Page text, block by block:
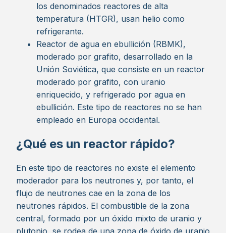
los denominados reactores de alta
temperatura (HTGR), usan helio como
refrigerante.
Reactor de agua en ebullición (RBMK),
moderado por grafito, desarrollado en la
Unión Soviética, que consiste en un reactor
moderado por grafito, con uranio
enriquecido, y refrigerado por agua en
ebullición. Este tipo de reactores no se han
empleado en Europa occidental.
¿Qué es un reactor rápido?
En este tipo de reactores no existe el elemento
moderador para los neutrones y, por tanto, el
flujo de neutrones cae en la zona de los
neutrones rápidos. El combustible de la zona
central, formado por un óxido mixto de uranio y
plutonio, se rodea de una zona de óxido de uranio